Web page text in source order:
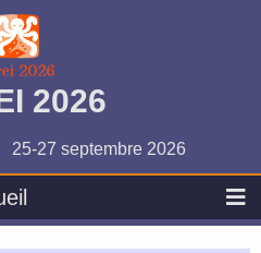
2026
25-27 septembre 2026